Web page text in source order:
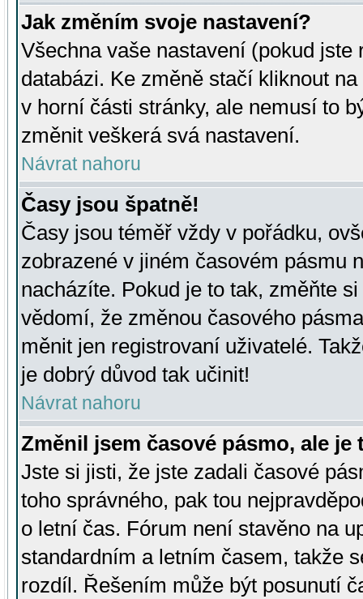
Jak změním svoje nastavení?
Všechna vaše nastavení (pokud
databázi. Ke změně stačí kliknout
v horní části stránky, ale nemusí to
změnit veškerá svá nastavení.
Návrat nahoru
Časy jsou špatně!
Časy jsou téměř vždy v pořádku,
zobrazené v jiném časovém pásmu
nacházíte. Pokud je to tak, změňte
vědomí, že změnou časového
měnit jen registrovaní uživatelé.
je dobrý důvod tak učinit!
Návrat nahoru
Změnil jsem časové pásmo, ale je
Jste si jisti, že jste zadali časové
toho správného, pak tou
o letní čas. Fórum není stavěno na
standardním a letním časem, takže
rozdíl. Řešením může být posunutí